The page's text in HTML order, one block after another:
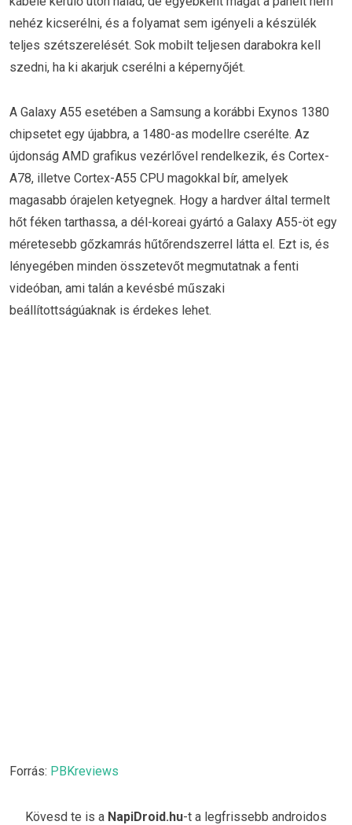
nehéz kicserélni, és a folyamat sem igényeli a készülék
teljes szétszerelését. Sok mobilt teljesen darabokra kell
szedni, ha ki akarjuk cserélni a képernyőjét.
A Galaxy A55 esetében a Samsung a korábbi Exynos 1380
chipsetet egy újabbra, a 1480-as modellre cserélte. Az
újdonság AMD grafikus vezérlővel rendelkezik, és Cortex-
A78, illetve Cortex-A55 CPU magokkal bír, amelyek
magasabb órajelen ketyegnek. Hogy a hardver által termelt
hőt féken tarthassa, a dél-koreai gyártó a Galaxy A55-öt egy
méretesebb gőzkamrás hűtőrendszerrel látta el. Ezt is, és
lényegében minden összetevőt megmutatnak a fenti
videóban, ami talán a kevésbé műszaki
beállítottságúaknak is érdekes lehet.
Forrás: PBKreviews
Kövesd te is a NapiDroid.hu-t a legfrissebb androidos